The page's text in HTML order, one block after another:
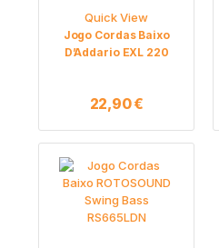
Quick View
Jogo Cordas Baixo
D’Addario EXL 220
22,90€